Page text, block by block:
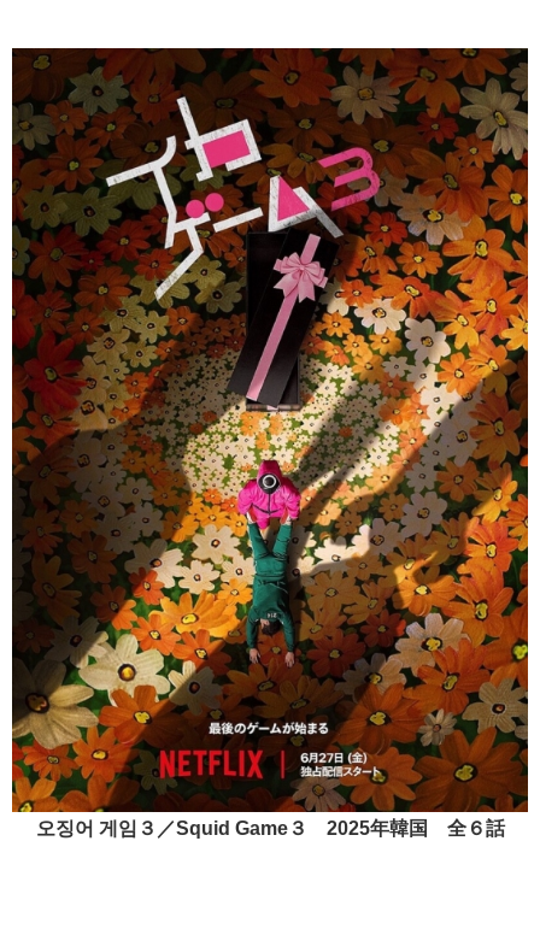
오징어 게임３／Squid Game３ 2025年韓国 全６話